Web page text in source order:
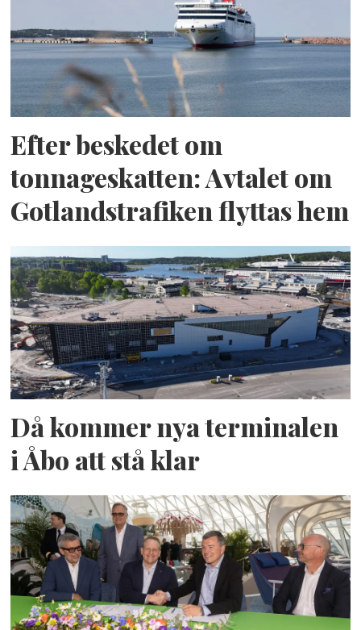
Efter beskedet om
tonnageskatten: Avtalet om
Gotlandstrafiken flyttas hem
Då kommer nya terminalen
i Åbo att stå klar